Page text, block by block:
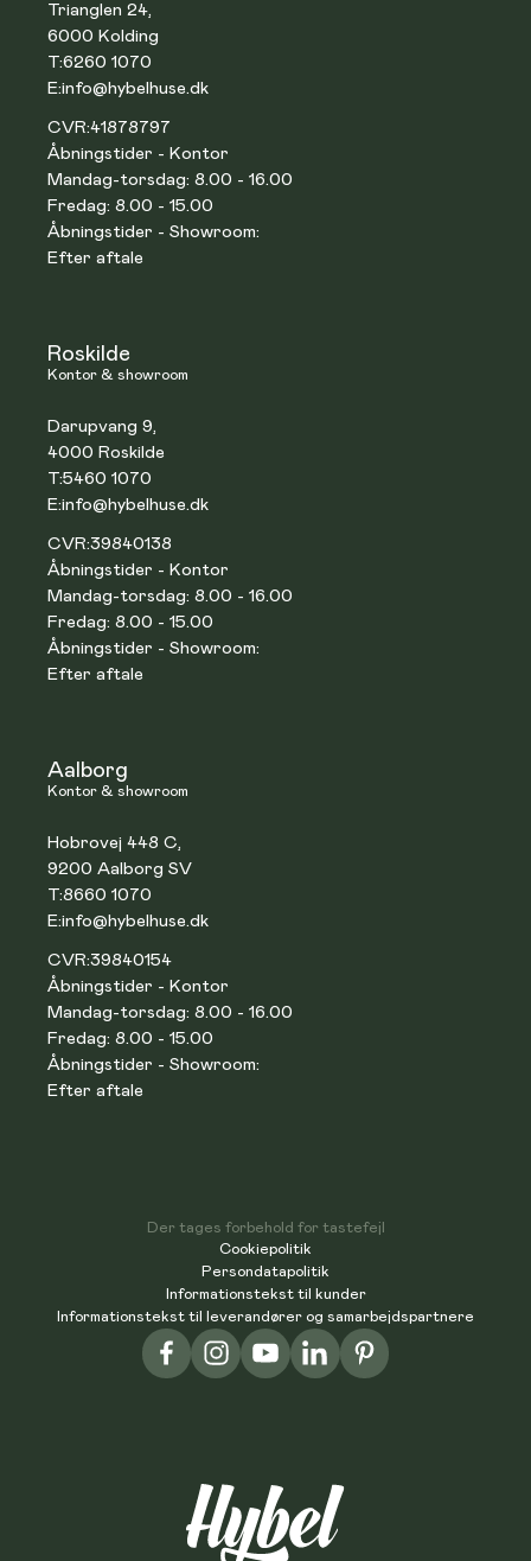
Trianglen 24,
6000 Kolding
T:6260 1070
E:info@hybelhuse.dk
CVR:41878797
Åbningstider - Kontor
Mandag-torsdag: 8.00 - 16.00
Fredag: 8.00 - 15.00
Åbningstider - Showroom:
Efter aftale
Roskilde
Kontor & showroom
Darupvang 9,
4000 Roskilde
T:5460 1070
E:info@hybelhuse.dk
CVR:39840138
Åbningstider - Kontor
Mandag-torsdag: 8.00 - 16.00
Fredag: 8.00 - 15.00
Åbningstider - Showroom:
Efter aftale
Aalborg
Kontor & showroom
Hobrovej 448 C,
9200 Aalborg SV
T:8660 1070
E:info@hybelhuse.dk
CVR:39840154
Åbningstider - Kontor
Mandag-torsdag: 8.00 - 16.00
Fredag: 8.00 - 15.00
Åbningstider - Showroom:
Efter aftale
Cookiepolitik
Persondatapolitik
Informationstekst til kunder
Informationstekst til leverandører og samarbejdspartnere
Der tages forbehold for tastefejl